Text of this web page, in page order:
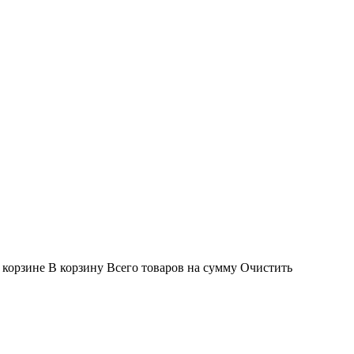
В корзину Всего товаров на сумму Очистить